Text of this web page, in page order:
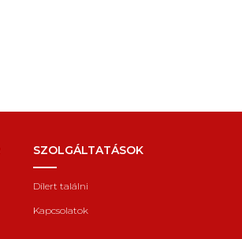
SZOLGÁLTATÁSOK
Dílert találni
Kapcsolatok